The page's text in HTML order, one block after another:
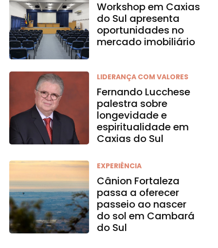
Workshop em Caxias
do Sul apresenta
oportunidades no
mercado imobiliário
LIDERANÇA COM VALORES
Fernando Lucchese
palestra sobre
longevidade e
espiritualidade em
Caxias do Sul
EXPERIÊNCIA
Cânion Fortaleza
passa a oferecer
passeio ao nascer
do sol em Cambará
do Sul